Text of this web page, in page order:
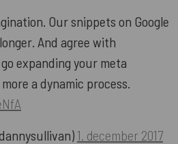
Our snippets on Google
And agree with
expanding your meta
a dynamic process.
1. december 2017